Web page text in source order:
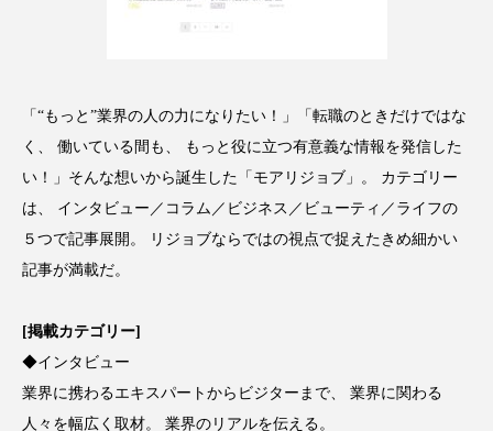
バイオミメティクス バイオミメティック
ハロウィン後スキンケア
ハロウィン翌日 肌リセット ヒアルロン酸
ビジネスモデル ビタミンC誘導体 ファシア
ファスティング
プチ断食
「“もっと”業界の人の力になりたい！」「転職のときだけではな
く、 働いている間も、 もっと役に立つ有意義な情報を発信した
い！」そんな想いから誕生した「モアリジョブ」。 カテゴリー
は、 インタビュー／コラム／ビジネス／ビューティ／ライフの
５つで記事展開。 リジョブならではの視点で捉えたきめ細かい
記事が満載だ。
[掲載カテゴリー]
◆インタビュー
業界に携わるエキスパートからビジターまで、 業界に関わる
人々を幅広く取材。 業界のリアルを伝える。